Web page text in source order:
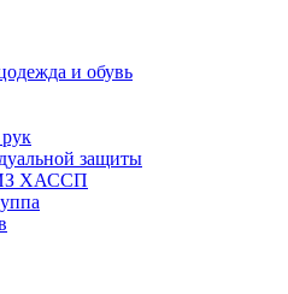
и обувь
защиты
ХАССП